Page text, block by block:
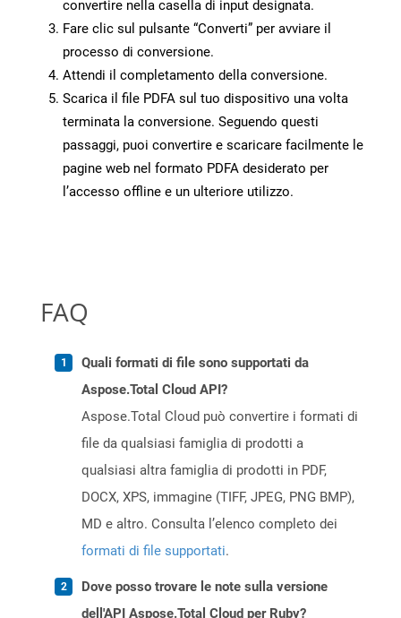
convertire nella casella di input designata.
Fare clic sul pulsante “Converti” per avviare il
processo di conversione.
Attendi il completamento della conversione.
Scarica il file PDFA sul tuo dispositivo una volta
terminata la conversione. Seguendo questi
passaggi, puoi convertire e scaricare facilmente le
pagine web nel formato PDFA desiderato per
l’accesso offline e un ulteriore utilizzo.
FAQ
Quali formati di file sono supportati da
Aspose.Total Cloud API?
Aspose.Total Cloud può convertire i formati di
file da qualsiasi famiglia di prodotti a
qualsiasi altra famiglia di prodotti in PDF,
DOCX, XPS, immagine (TIFF, JPEG, PNG BMP),
MD e altro. Consulta l’elenco completo dei
formati di file supportati.
Dove posso trovare le note sulla versione
dell'API Aspose.Total Cloud per Ruby?